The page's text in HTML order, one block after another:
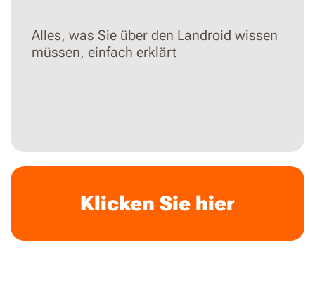
Alles, was Sie über den Landroid wissen
müssen, einfach erklärt
Klicken Sie hier